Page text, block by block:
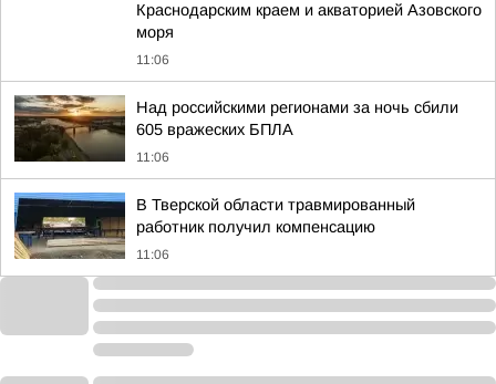
Краснодарским краем и акваторией Азовского
моря
11:06
Над российскими регионами за ночь сбили
605 вражеских БПЛА
11:06
В Тверской области травмированный
работник получил компенсацию
11:06